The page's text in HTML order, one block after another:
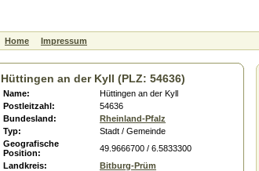
Home Impressum
Hüttingen an der Kyll (PLZ: 54636)
Name:
Hüttingen an der Kyll
Postleitzahl:
54636
Bundesland:
Rheinland-Pfalz
Typ:
Stadt / Gemeinde
Geografische
Position:
49.9666700 / 6.5833300
Landkreis:
Bitburg-Prüm